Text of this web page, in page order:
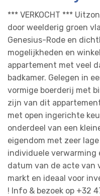
*** VERKOCHT ***
door weelderig groen
Genesius-Rode en
mogelijkheden en
appartement met veel
badkamer. Gelegen in
vormige boerderij met
zijn van dit
met open ingerichte
onderdeel van een
eigendom met zeer
individuele verwarming
datum van de acte van
markt en ideaal voor
! Info & bezoek op +32